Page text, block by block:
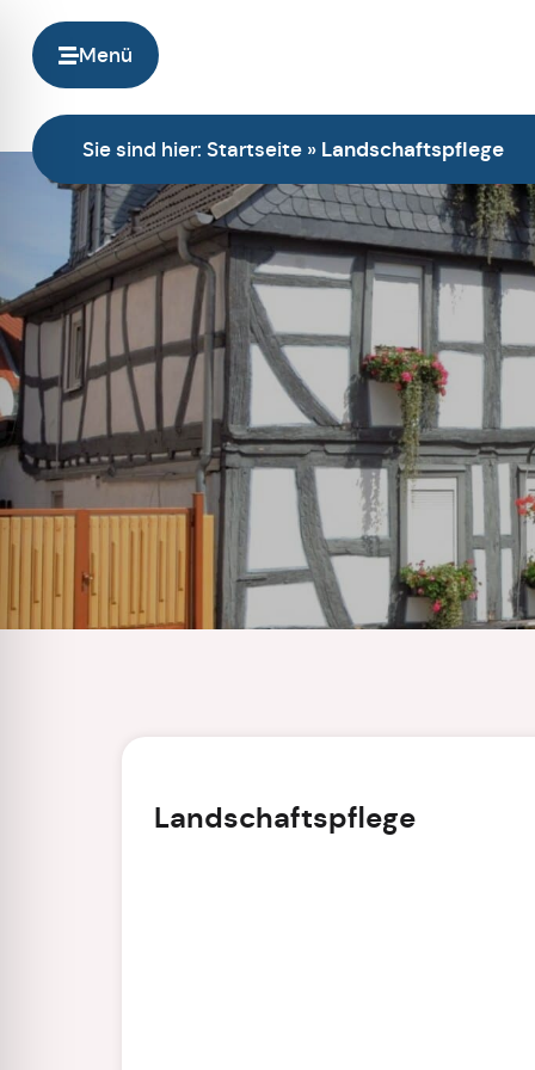
Menü
Sie sind hier: Startseite » Landschaftspflege
Landschaftspflege